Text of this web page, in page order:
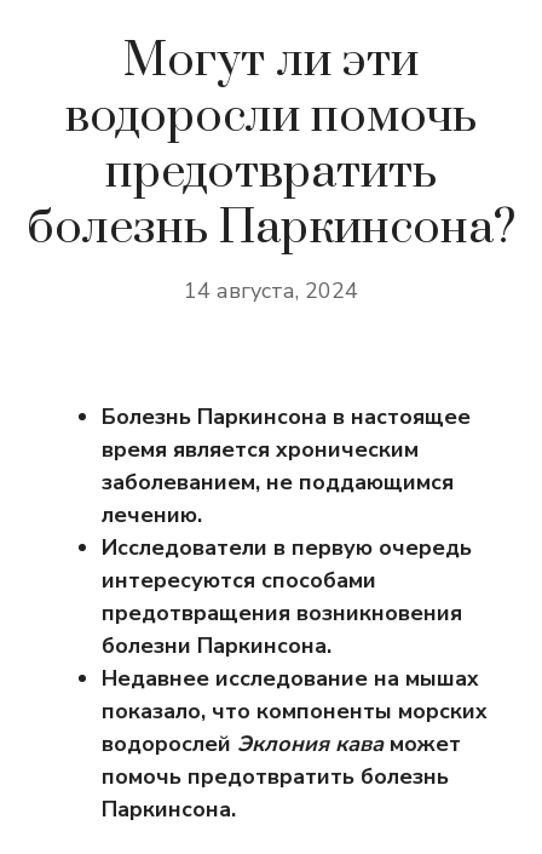
Могут ли эти
водоросли помочь
предотвратить
болезнь Паркинсона?
14 августа, 2024
Болезнь Паркинсона в настоящее
время является хроническим
заболеванием, не поддающимся
лечению.
Исследователи в первую очередь
интересуются способами
предотвращения возникновения
болезни Паркинсона.
Недавнее исследование на мышах
показало, что компоненты морских
водорослей Эклония каваможет
помочь предотвратить болезнь
Паркинсона.